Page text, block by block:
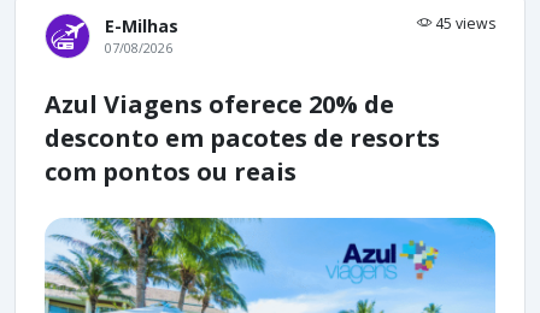
E-Milhas 45 views
07/08/2026
Azul Viagens oferece 20% de
desconto em pacotes de resorts
com pontos ou reais